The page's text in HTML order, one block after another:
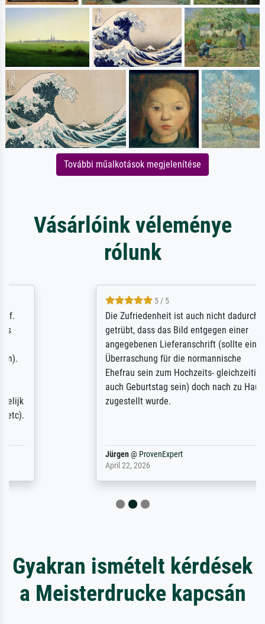
További műalkotások megjelenítése
Vásárlóink véleménye
rólunk
5 / 5
Die Zufriedenheit ist auch nicht dadurch
getrübt, dass das Bild entgegen einer
angegebenen Lieferanschrift (sollte eine
Überraschung für die normannische
Ehefrau sein zum Hochzeits- gleichzeitig
auch Geburtstag sein) doch nach zu Hause
zugestellt wurde.
ProvenExpert
Gyakran ismételt kérdések
a Meisterdrucke kapcsán